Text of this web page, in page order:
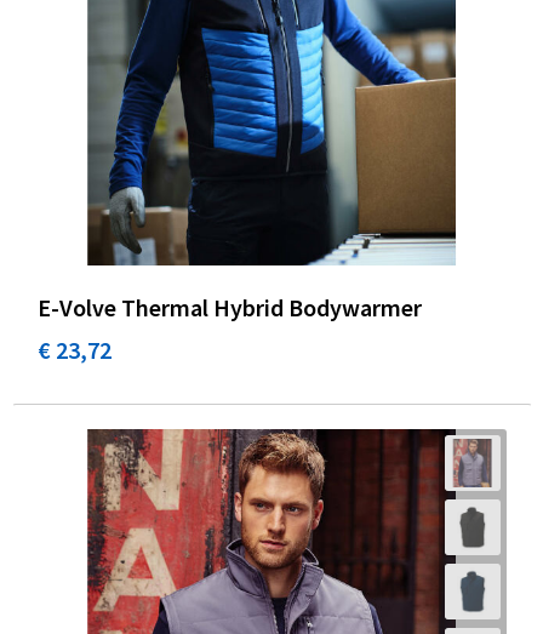
E-Volve Thermal Hybrid Bodywarmer
€ 23,72